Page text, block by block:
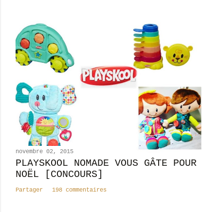
novembre 02, 2015
PLAYSKOOL NOMADE VOUS GÂTE POUR
NOËL [CONCOURS]
Partager 198 commentaires